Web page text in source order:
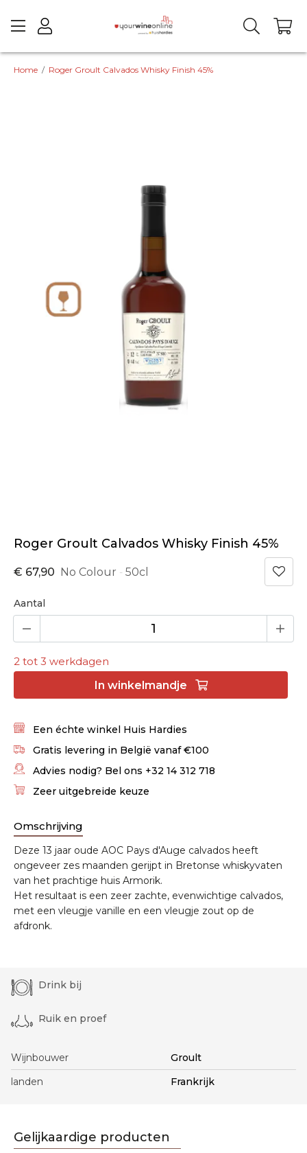
Home / Roger Groult Calvados Whisky Finish 45%
Roger Groult Calvados Whisky Finish 45%
€ 67,90 No Colour - 50cl
Aantal
2 tot 3 werkdagen
In winkelmandje
Drink bij
Ruik en proef
Wijnbouwer
Groult
landen
Frankrijk
Een échte winkel Huis Hardies
Gratis levering in België vanaf €100
Advies nodig? Bel ons +32 14 312 718
Zeer uitgebreide keuze
Omschrijving
Deze 13 jaar oude AOC Pays d'Auge calvados heeft
ongeveer zes maanden gerijpt in Bretonse whiskyvaten
van het prachtige huis Armorik.
Het resultaat is een zeer zachte, evenwichtige calvados,
met een vleugje vanille en een vleugje zout op de
afdronk.
Gelijkaardige producten